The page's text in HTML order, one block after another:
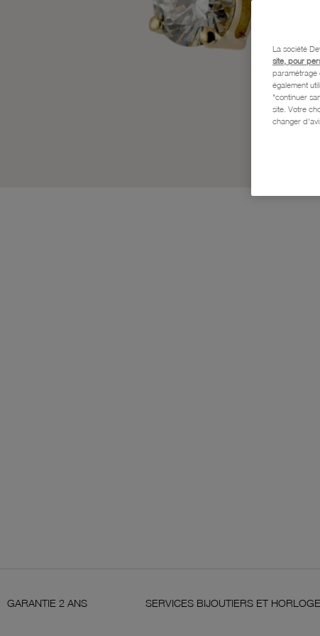
SERVICES BIJOUTIERS ET HORLOGERS
La société
site, pour
paramétrage
également
"continuer
site. Votre
changer